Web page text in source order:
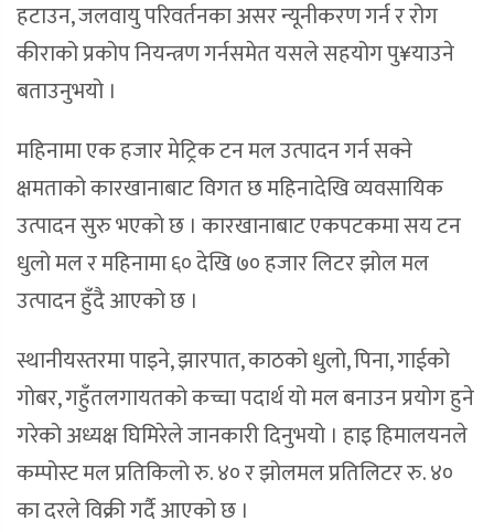
हटाउन, जलवायु परिवर्तनका असर न्यूनीकरण गर्न र रोग
कीराको प्रकोप नियन्त्रण गर्नसमेत यसले सहयोग पु¥याउने
बताउनुभयो ।
महिनामा एक हजार मेट्रिक टन मल उत्पादन गर्न सक्ने
क्षमताको कारखानाबाट विगत छ महिनादेखि व्यवसायिक
उत्पादन सुरु भएको छ । कारखानाबाट एकपटकमा सय टन
धुलो मल र महिनामा ६० देखि ७० हजार लिटर झोल मल
उत्पादन हुँदै आएको छ ।
स्थानीयस्तरमा पाइने, झारपात, काठको धुलो, पिना, गाईको
गोबर, गहुँतलगायतको कच्चा पदार्थ यो मल बनाउन प्रयोग हुने
गरेको अध्यक्ष घिमिरेले जानकारी दिनुभयो । हाइ हिमालयनले
कम्पोस्ट मल प्रतिकिलो रु. ४० र झोलमल प्रतिलिटर रु. ४०
का दरले विक्री गर्दै आएको छ ।